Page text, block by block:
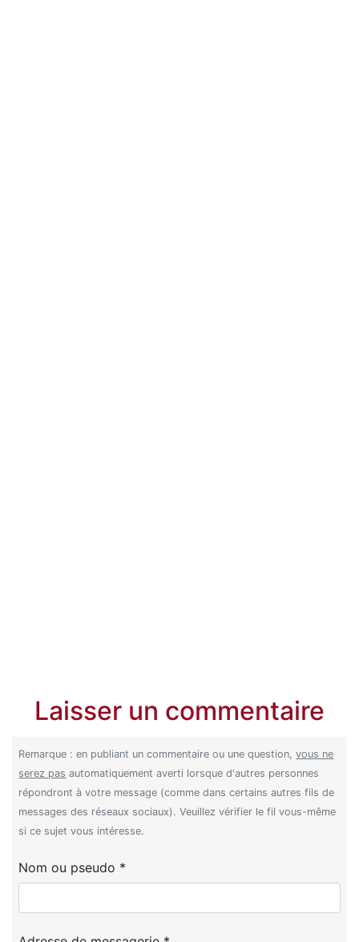
Laisser un commentaire
Remarque : en publiant un commentaire ou une question,vous ne
serez pas automatiquement averti lorsque d'autres personnes
répondront à votre message (comme dans certains autres fils de
messages des réseaux sociaux). Veuillez vérifier le fil vous-même
si ce sujet vous intéresse.
Nom ou pseudo *